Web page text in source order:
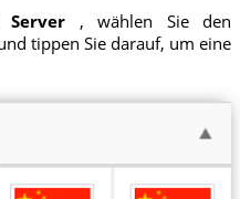
Server , wählen Sie den
tippen Sie darauf, um eine